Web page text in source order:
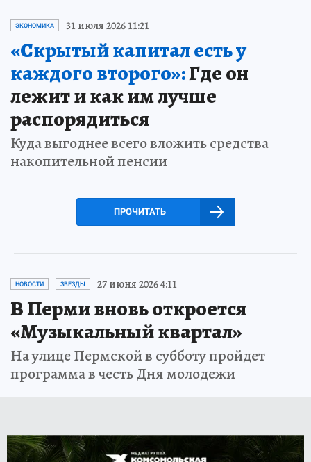
ЭКОНОМИКА 31 июля 2026 11:21
«Скрытый капитал есть у
каждого второго»:Где он
лежит и как им лучше
распорядиться
Куда выгоднее всего вложить средства
накопительной пенсии
ПРОЧИТАТЬ
НОВОСТИ ЗВЕЗДЫ 27 июня 2026 4:11
В Перми вновь откроется
«Музыкальный квартал»
На улице Пермской в субботу пройдет
программа в честь Дня молодежи